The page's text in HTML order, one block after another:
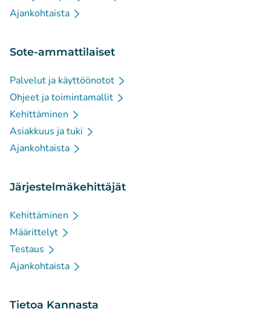
Ajankohtaista
Sote-ammattilaiset
Palvelut ja käyttöönotot
Ohjeet ja toimintamallit
Kehittäminen
Asiakkuus ja tuki
Ajankohtaista
Järjestelmäkehittäjät
Kehittäminen
Määrittelyt
Testaus
Ajankohtaista
Tietoa Kannasta